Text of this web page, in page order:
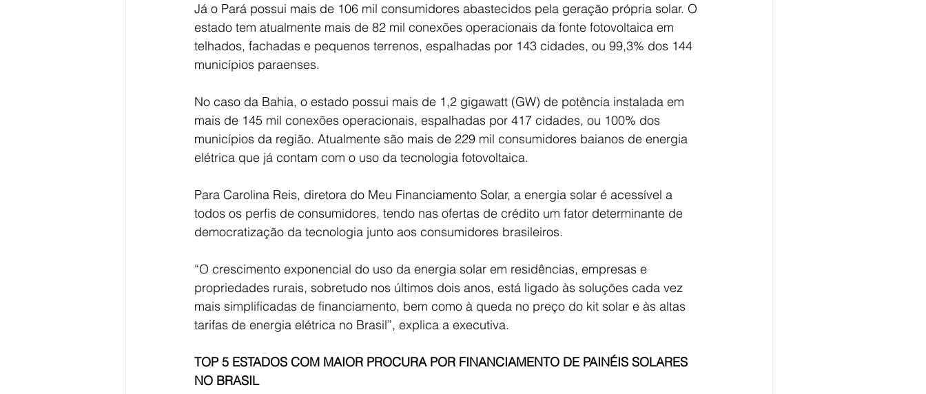
Já o Pará possui mais de 106 mil consumidores abastecidos pela geração própria solar. O
estado tem atualmente mais de 82 mil conexões operacionais da fonte fotovoltaica em
telhados, fachadas e pequenos terrenos, espalhadas por 143 cidades, ou 99,3% dos 144
municípios paraenses.
No caso da Bahia, o estado possui mais de 1,2 gigawatt (GW) de potência instalada em
mais de 145 mil conexões operacionais, espalhadas por 417 cidades, ou 100% dos
municípios da região. Atualmente são mais de 229 mil consumidores baianos de energia
elétrica que já contam com o uso da tecnologia fotovoltaica.
Para Carolina Reis, diretora do Meu Financiamento Solar, a energia solar é acessível a
todos os perfis de consumidores, tendo nas ofertas de crédito um fator determinante de
democratização da tecnologia junto aos consumidores brasileiros.
“O crescimento exponencial do uso da energia solar em residências, empresas e
propriedades rurais, sobretudo nos últimos dois anos, está ligado às soluções cada vez
mais simplificadas de financiamento, bem como à queda no preço do kit solar e às altas
tarifas de energia elétrica no Brasil”, explica a executiva.
TOP 5 ESTADOS COM MAIOR PROCURA POR FINANCIAMENTO DE PAINÉIS SOLARES
NO BRASIL